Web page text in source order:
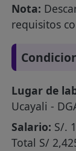
Nota:
requisitos
Lugar de
Ucayali -
Salario: S/.
Total S/